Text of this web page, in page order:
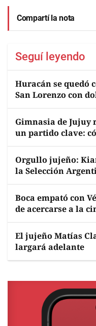
Compartí la nota
Seguí leyendo
Huracán se quedó
San Lorenzo con
Gimnasia de Jujuy
un partido clave:
Orgullo jujeño:
la Selección
Boca empató con
de acercarse a la
El jujeño Matías
largará adelante